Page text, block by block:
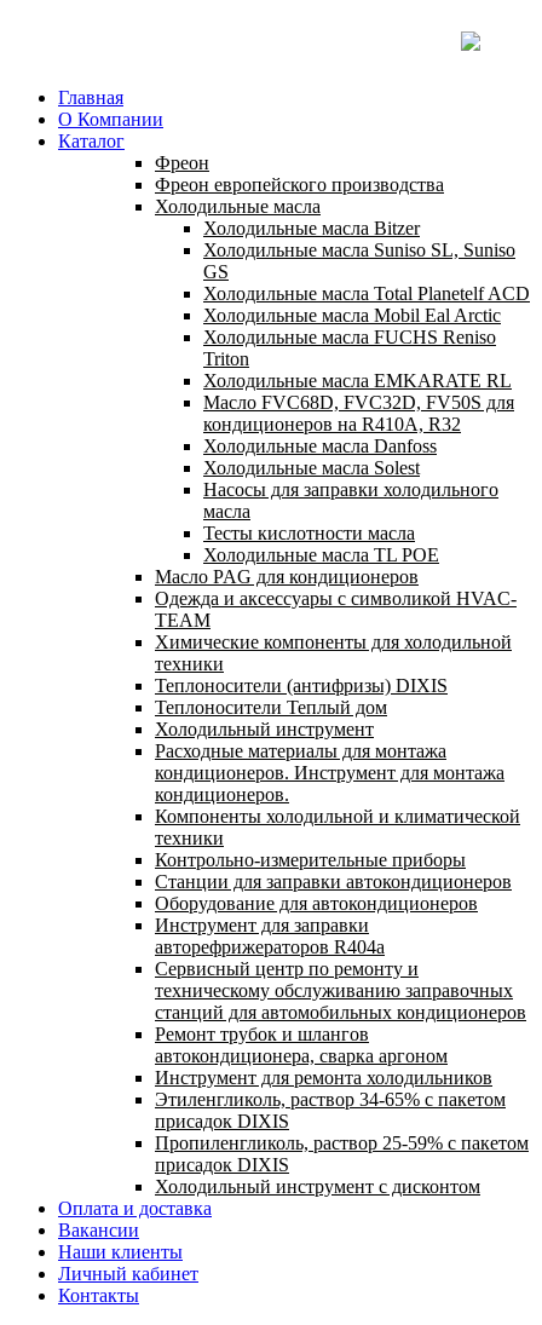
Главная
О Компании
Каталог
Фреон
Фреон европейского производства
Холодильные масла
Холодильные масла Bitzer
Холодильные масла Suniso SL, Suniso
GS
Холодильные масла Total Planetelf ACD
Холодильные масла Mobil Eal Arctic
Холодильные масла FUCHS Reniso
Triton
Холодильные масла EMKARATE RL
Масло FVC68D, FVC32D, FV50S для
кондиционеров на R410A, R32
Холодильные масла Danfoss
Холодильные масла Solest
Насосы для заправки холодильного
масла
Тесты кислотности масла
Холодильные масла TL POE
Масло PAG для кондиционеров
Одежда и аксессуары с символикой HVAC-
TEAM
Химические компоненты для холодильной
техники
Теплоносители (антифризы) DIXIS
Теплоносители Теплый дом
Холодильный инструмент
Расходные материалы для монтажа
кондиционеров. Инструмент для монтажа
кондиционеров.
Компоненты холодильной и климатической
техники
Контрольно-измерительные приборы
Станции для заправки автокондиционеров
Оборудование для автокондиционеров
Инструмент для заправки
авторефрижераторов R404a
Сервисный центр по ремонту и
техническому обслуживанию заправочных
станций для автомобильных кондиционеров
Ремонт трубок и шлангов
автокондиционера, сварка аргоном
Инструмент для ремонта холодильников
Этиленгликоль, раствор 34-65% с пакетом
присадок DIXIS
Пропиленгликоль, раствор 25-59% с пакетом
присадок DIXIS
Холодильный инструмент с дисконтом
Оплата и доставка
Вакансии
Наши клиенты
Личный кабинет
Контакты